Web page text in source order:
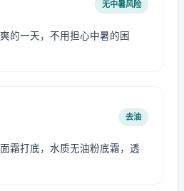
无中暑风险
的一天，不用担心中暑的困
去油
霜打底，水质无油粉底霜，透